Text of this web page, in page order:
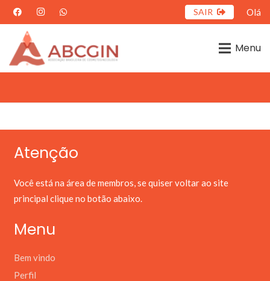
SAIR Olá
Menu
Atenção
Você está na área de membros, se quiser voltar ao site
principal clique no botão abaixo.
Menu
Bem vindo
Perfil